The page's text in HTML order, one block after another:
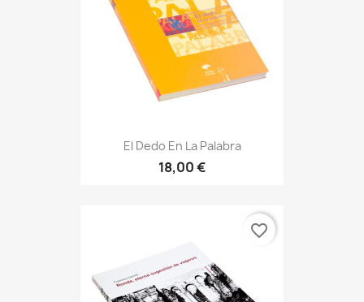
El Dedo En La Palabra
18,00 €
favorite_border